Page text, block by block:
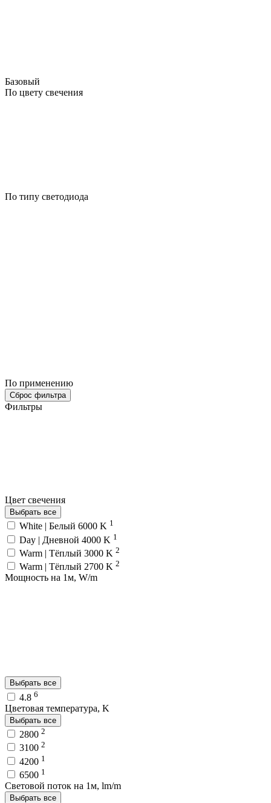
Базовый
По цвету свечения
По типу светодиода
По применению
Сброс фильтра
Фильтры
Цвет свечения
Выбрать все
White | Белый 6000 K 1
Day | Дневной 4000 K 1
Warm | Тёплый 3000 K 2
Warm | Тёплый 2700 K 2
Мощность на 1м, W/m
Выбрать все
4.8 6
Цветовая температура, K
Выбрать все
2800 2
3100 2
4200 1
6500 1
Световой поток на 1м, lm/m
Выбрать все